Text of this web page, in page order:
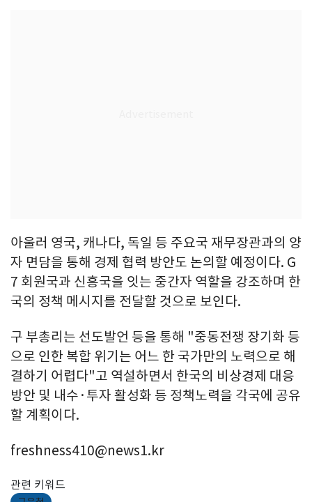
아울러 영국, 캐나다, 독일 등 주요국 재무장관과의 양
자 면담을 통해 경제 협력 방안도 논의할 예정이다. G
7 회원국과 신흥국을 잇는 중간자 역할을 강조하며 한
국의 정책 메시지를 전달할 것으로 보인다.
구 부총리는 선도발언 등을 통해 "중동전쟁 장기화 등
으로 인한 복합 위기는 어느 한 국가만의 노력으로 해
결하기 어렵다"고 역설하면서 한국의 비상경제 대응
방안 및 내수·투자 활성화 등 정책노력을 각국에 공유
할 계획이다.
freshness410@news1.kr
관련 키워드